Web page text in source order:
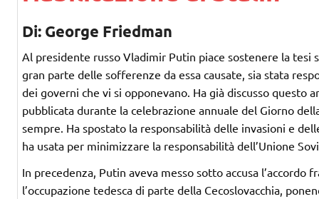
Di: George Friedman
Al presidente russo Vladimir Putin piace sostenere la tesi
gran parte delle sofferenze da essa causate, sia stata
dei governi che vi si opponevano. Ha già discusso questo
pubblicata durante la celebrazione annuale del Giorno
sempre. Ha spostato la responsabilità delle invasioni e
ha usata per minimizzare la responsabilità dell’Unione
In precedenza, Putin aveva messo sotto accusa l’accordo
l’occupazione tedesca di parte della Cecoslovacchia,